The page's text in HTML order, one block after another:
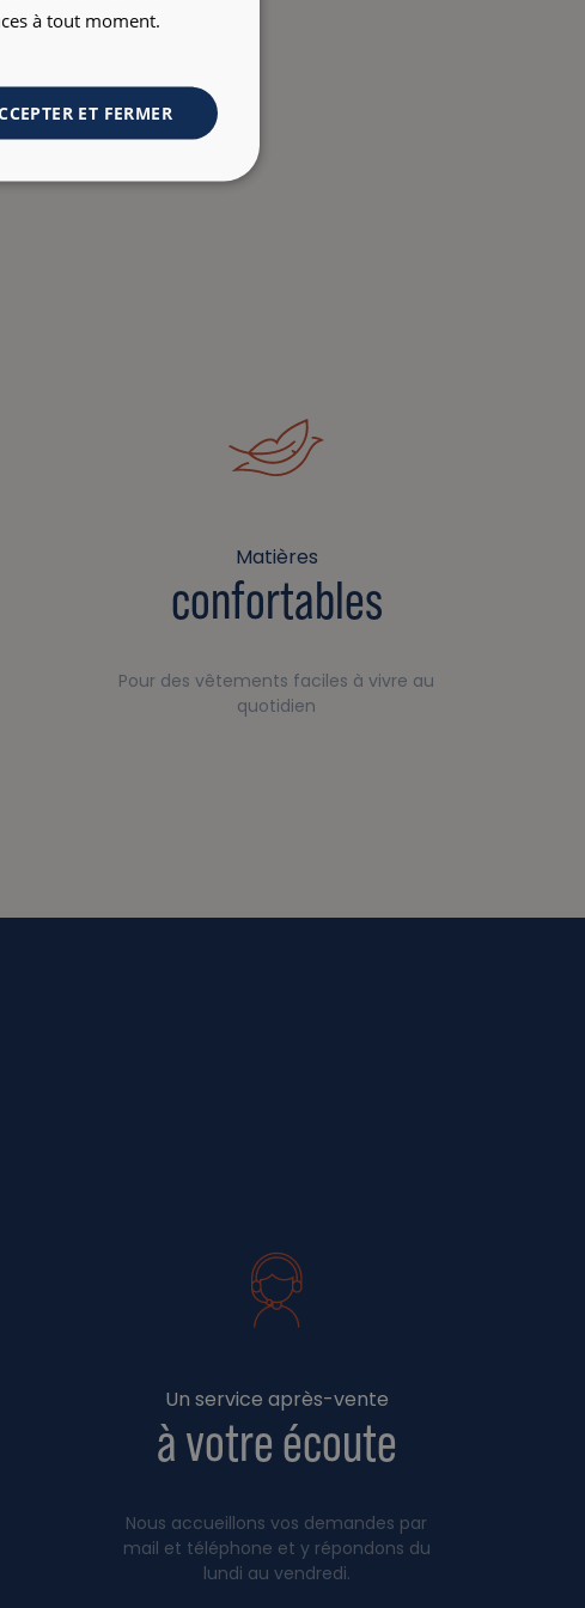
Matières
confortables
Pour des vêtements faciles à vivre au
quotidien
Un service après-vente
à votre écoute
Nous accueillons vos demandes par
mail et téléphone et y répondons du
lundi au vendredi.
à tout moment.
ET FERMER